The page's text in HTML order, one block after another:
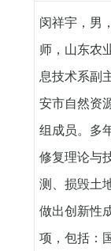
闵祥宇，男，
师，山东农
息技术系副
安市自然资
组成员。多
修复理论与
测、损毁土
做出创新性
项，包括：